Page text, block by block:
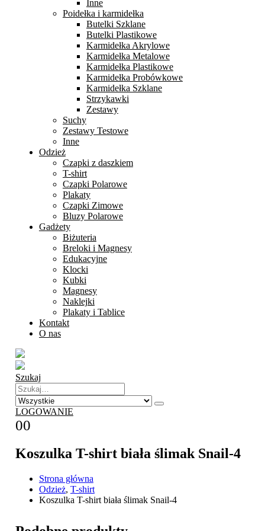
Inne
Poidełka i karmidełka
Butelki Szklane
Butelki Plastikowe
Karmidełka Akrylowe
Karmidełka Metalowe
Karmidełka Plastikowe
Karmidełka Probówkowe
Karmidełka Szklane
Strzykawki
Zestawy
Suchy
Zestawy Testowe
Inne
Odzież
Czapki z daszkiem
T-shirt
Czapki Polarowe
Plakaty
Czapki Zimowe
Bluzy Polarowe
Gadżety
Biżuteria
Breloki i Magnesy
Edukacyjne
Klocki
Kubki
Magnesy
Naklejki
Plakaty i Tablice
Kontakt
O nas
Szukaj
LOGOWANIE
00
Koszulka T-shirt biała ślimak Snail-4
Strona główna
Odzież, T-shirt
Koszulka T-shirt biała ślimak Snail-4